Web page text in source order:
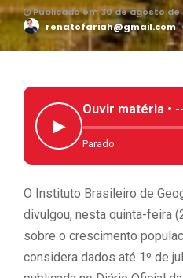
Publicado em 30 de agosto de
renatofariah@gmail.com
▶
Ouvir matéria •
Parado
O Instituto Brasileiro de
divulgou, nesta quinta-feira
sobre o crescimento
considera dados até 1º de